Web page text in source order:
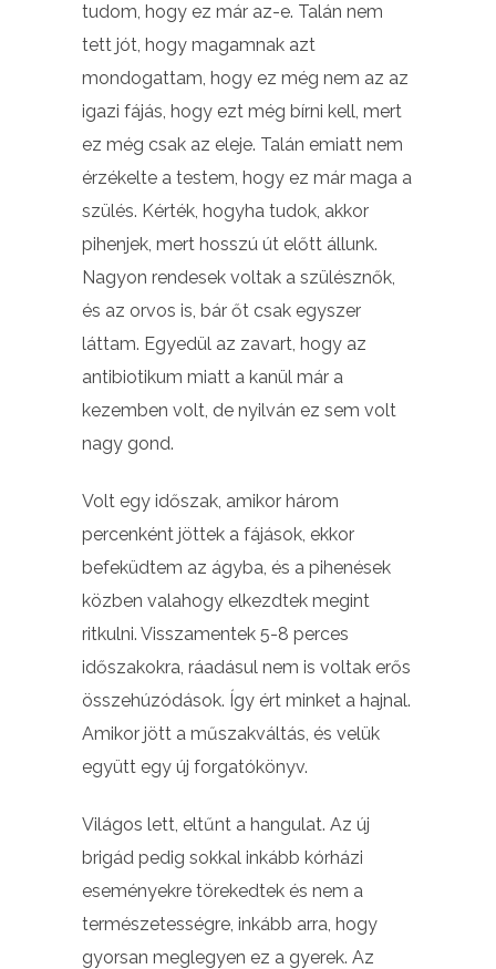
tudom, hogy ez már az-e. Talán nem
tett jót, hogy magamnak azt
mondogattam, hogy ez még nem az az
igazi fájás, hogy ezt még bírni kell, mert
ez még csak az eleje. Talán emiatt nem
érzékelte a testem, hogy ez már maga a
szülés. Kérték, hogyha tudok, akkor
pihenjek, mert hosszú út előtt állunk.
Nagyon rendesek voltak a szülésznők,
és az orvos is, bár őt csak egyszer
láttam. Egyedül az zavart, hogy az
antibiotikum miatt a kanül már a
kezemben volt, de nyilván ez sem volt
nagy gond.
Volt egy időszak, amikor három
percenként jöttek a fájások, ekkor
befeküdtem az ágyba, és a pihenések
közben valahogy elkezdtek megint
ritkulni. Visszamentek 5-8 perces
időszakokra, ráadásul nem is voltak erős
összehúzódások. Így ért minket a hajnal.
Amikor jött a műszakváltás, és velük
együtt egy új forgatókönyv.
Világos lett, eltűnt a hangulat. Az új
brigád pedig sokkal inkább kórházi
eseményekre törekedtek és nem a
természetességre, inkább arra, hogy
gyorsan meglegyen ez a gyerek. Az